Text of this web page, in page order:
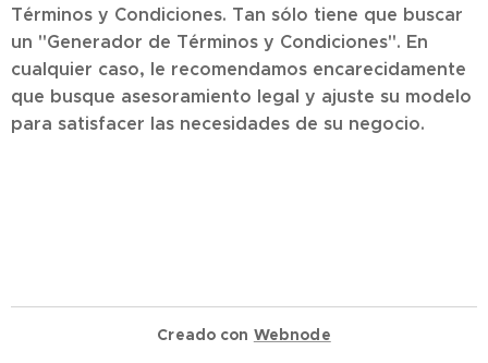
Términos y Condiciones. Tan sólo tiene que buscar
un "Generador de Términos y Condiciones". En
cualquier caso, le recomendamos encarecidamente
que busque asesoramiento legal y ajuste su modelo
para satisfacer las necesidades de su negocio.
Creado con Webnode